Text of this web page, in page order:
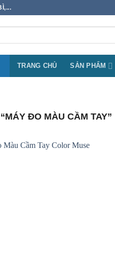
TRANG CHỦ SẢN PHẨM
ĐO MÀU CẦM TAY”